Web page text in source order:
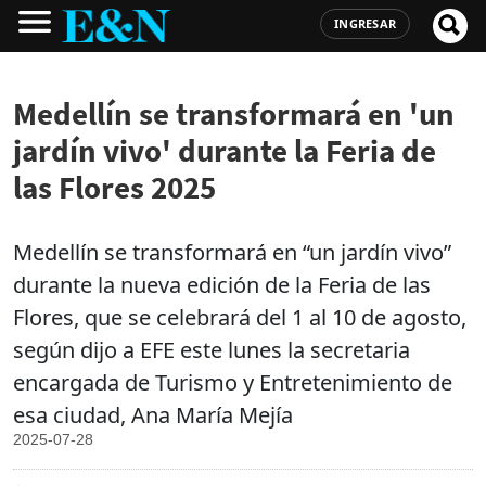
INGRESAR
Medellín se transformará en 'un
jardín vivo' durante la Feria de
las Flores 2025
Medellín se transformará en “un jardín vivo”
durante la nueva edición de la Feria de las
Flores, que se celebrará del 1 al 10 de agosto,
según dijo a EFE este lunes la secretaria
encargada de Turismo y Entretenimiento de
esa ciudad, Ana María Mejía
2025-07-28